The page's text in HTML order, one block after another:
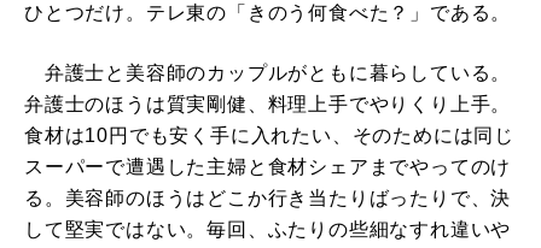
ひとつだけ。テレ東の「きのう何食べた？」である。
弁護士と美容師のカップルがともに暮らしている。
弁護士のほうは質実剛健、料理上手でやりくり上手。
食材は10円でも安く手に入れたい、そのためには同じ
スーパーで遭遇した主婦と食材シェアまでやってのけ
る。美容師のほうはどこか行き当たりばったりで、決
して堅実ではない。毎回、ふたりの些細なすれ違いや